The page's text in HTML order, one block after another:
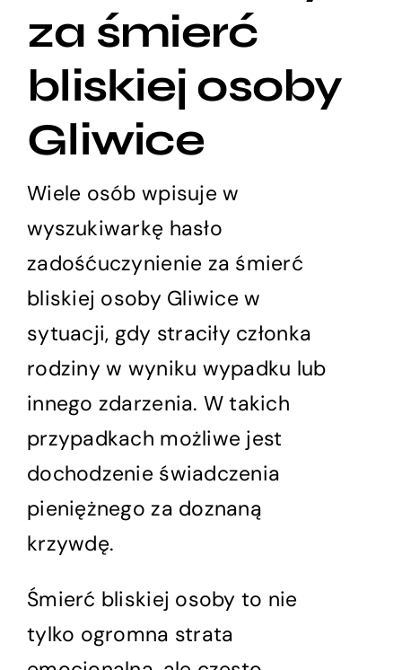
za śmierć
bliskiej osoby
Gliwice
Wiele osób wpisuje w
wyszukiwarkę hasło
zadośćuczynienie za śmierć
bliskiej osoby Gliwice w
sytuacji, gdy straciły członka
rodziny w wyniku wypadku lub
innego zdarzenia. W takich
przypadkach możliwe jest
dochodzenie świadczenia
pieniężnego za doznaną
krzywdę.
Śmierć bliskiej osoby to nie
tylko ogromna strata